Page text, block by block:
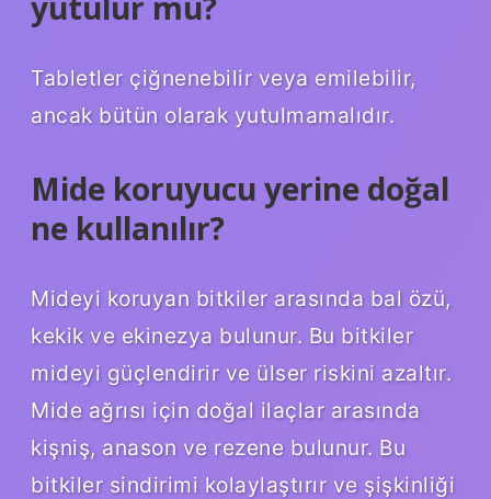
Tabletler çiğnenebilir veya emilebilir,
ancak bütün olarak yutulmamalıdır.
Mide koruyucu yerine doğal
ne kullanılır?
Mideyi koruyan bitkiler arasında bal özü,
kekik ve ekinezya bulunur. Bu bitkiler
mideyi güçlendirir ve ülser riskini azaltır.
Mide ağrısı için doğal ilaçlar arasında
kişniş, anason ve rezene bulunur. Bu
bitkiler sindirimi kolaylaştırır ve şişkinliği